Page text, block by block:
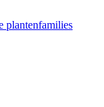
plantenfamilies